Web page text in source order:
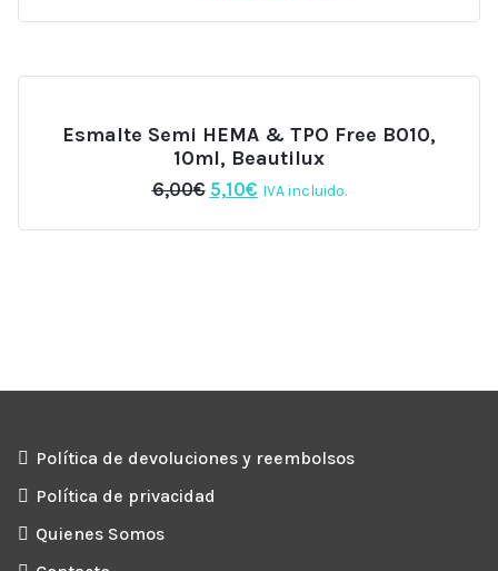
originalactual
Esmalte Semi HEMA & TPO Free B010,
10ml, Beautilux
6,00€ El
original
5,10€El
actual
IVA incluido.
Política de devoluciones y reembolsos
Política de privacidad
Quienes Somos